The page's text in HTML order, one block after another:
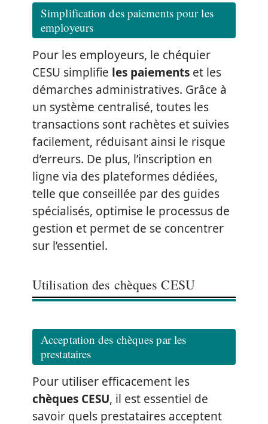
Simplification des paiements pour les
employeurs
Pour les employeurs, le chéquier
CESU simplifie les paiements et les
démarches administratives. Grâce à
un système centralisé, toutes les
transactions sont rachètes et suivies
facilement, réduisant ainsi le risque
d’erreurs. De plus, l’inscription en
ligne via des plateformes dédiées,
telle que conseillée par des guides
spécialisés, optimise le processus de
gestion et permet de se concentrer
sur l’essentiel.
Utilisation des chèques CESU
Acceptation des chèques par les
prestataires
Pour utiliser efficacement les
chèques CESU, il est essentiel de
savoir quels prestataires acceptent